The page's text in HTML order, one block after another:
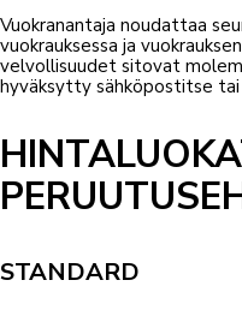
Vuokranantaja noudattaa
vuokrauksessa ja
velvollisuudet sitovat
hyväksytty sähköpostitse
STANDARD